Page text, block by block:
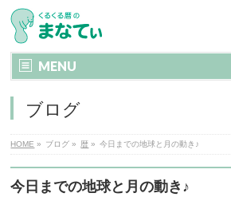
MENU
ブログ
HOME » ブログ » 暦 » 今日までの地球と月の動き♪
今日までの地球と月の動き♪